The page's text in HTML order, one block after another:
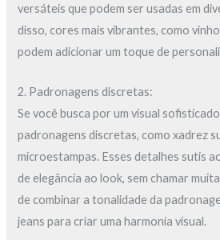
versáteis que podem ser usadas em
disso, cores mais vibrantes, como
podem adicionar um toque de
2. Padronagens discretas:
Se você busca por um visual
padronagens discretas, como xadrez
microestampas. Esses detalhes sutis
de elegância ao look, sem chamar
de combinar a tonalidade da
jeans para criar uma harmonia visual.